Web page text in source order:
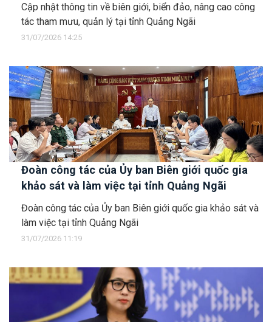
Cập nhật thông tin về biên giới, biển đảo, nâng cao công
tác tham mưu, quản lý tại tỉnh Quảng Ngãi
31/07/2026 14:25
Đoàn công tác của Ủy ban Biên giới quốc gia
khảo sát và làm việc tại tỉnh Quảng Ngãi
Đoàn công tác của Ủy ban Biên giới quốc gia khảo sát và
làm việc tại tỉnh Quảng Ngãi
31/07/2026 11:19